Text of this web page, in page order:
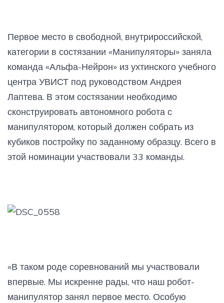
Первое место в свободной, внутрироссийской,
категории в состязании «Манипуляторы» заняла
команда «Альфа-Нейрон» из ухтинского учебного
центра УВИСТ под руководством Андрея
Лаптева. В этом состязании необходимо
сконструировать автономного робота с
манипулятором, который должен собрать из
кубиков постройку по заданному образцу. Всего в
этой номинации участвовали 33 команды.
«В таком роде соревнований мы участвовали
впервые. Мы искренне рады, что наш робот-
манипулятор занял первое место. Особую